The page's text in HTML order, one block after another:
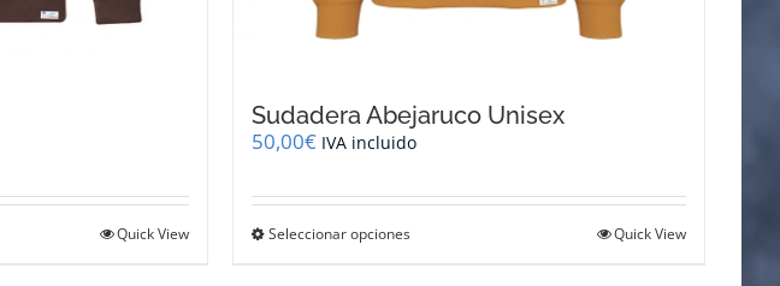
Quick View
Sudadera Abejaruco Unisex
50,00€ IVA incluido
Seleccionar opcionesEste
Quick View